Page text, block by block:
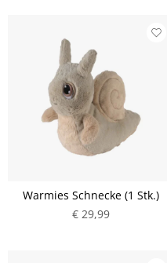
Warmies Schnecke (1 Stk.)
€ 29,99